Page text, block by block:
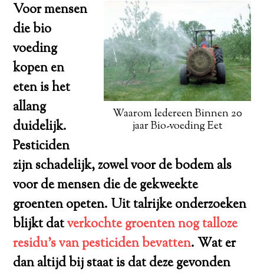
Waarom Iedereen Binnen 20
jaar Bio-voeding Eet
Voor mensen
die bio
voeding
kopen en
eten is het
allang
duidelijk.
Pesticiden
zijn schadelijk, zowel voor de bodem als
voor de mensen die de gekweekte
groenten opeten. Uit talrijke onderzoeken
blijkt datverkochte groenten nog talloze
residu’s van pesticiden bevatten. Wat er
dan altijd bij staat is dat deze gevonden